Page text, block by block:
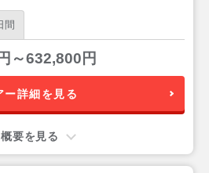
間
～632,800円
ー詳細を見る
概要を見る